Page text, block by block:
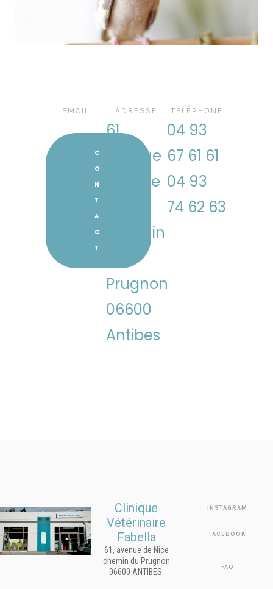
EMAIL
C
O
N
T
A
C
T
ADRESSE
61,
avenue
de Nice
Chemin
Prugnon
06600
Antibes
TÉLÉPHONE
04 93
67 61 61
04 93
74 62 63
Clinique
Vétérinaire
Fabella
61, avenue de Nice
chemin du Prugnon
06600 ANTIBES
INSTAGRAM
FACEBOOK
FAQ